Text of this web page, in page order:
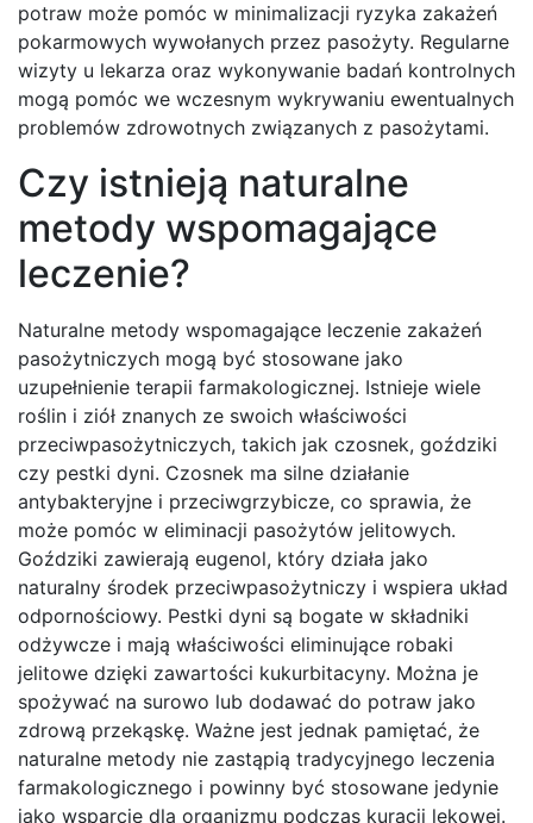
potraw może pomóc w minimalizacji ryzyka zakażeń
pokarmowych wywołanych przez pasożyty. Regularne
wizyty u lekarza oraz wykonywanie badań kontrolnych
mogą pomóc we wczesnym wykrywaniu ewentualnych
problemów zdrowotnych związanych z pasożytami.
Czy istnieją naturalne
metody wspomagające
leczenie?
Naturalne metody wspomagające leczenie zakażeń
pasożytniczych mogą być stosowane jako
uzupełnienie terapii farmakologicznej. Istnieje wiele
roślin i ziół znanych ze swoich właściwości
przeciwpasożytniczych, takich jak czosnek, goździki
czy pestki dyni. Czosnek ma silne działanie
antybakteryjne i przeciwgrzybicze, co sprawia, że
może pomóc w eliminacji pasożytów jelitowych.
Goździki zawierają eugenol, który działa jako
naturalny środek przeciwpasożytniczy i wspiera układ
odpornościowy. Pestki dyni są bogate w składniki
odżywcze i mają właściwości eliminujące robaki
jelitowe dzięki zawartości kukurbitacyny. Można je
spożywać na surowo lub dodawać do potraw jako
zdrową przekąskę. Ważne jest jednak pamiętać, że
naturalne metody nie zastąpią tradycyjnego leczenia
farmakologicznego i powinny być stosowane jedynie
jako wsparcie dla organizmu podczas kuracji lekowej.